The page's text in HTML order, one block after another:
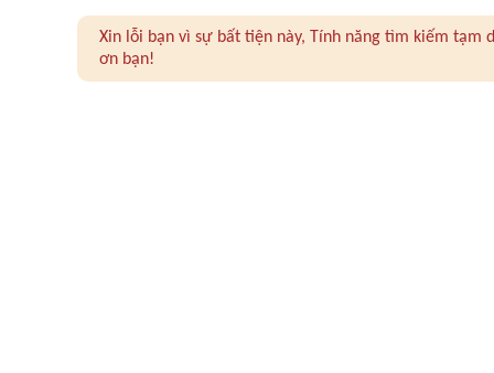
Xin lỗi bạn vì sự bất tiện này, Tính năng tìm kiếm
ơn bạn!